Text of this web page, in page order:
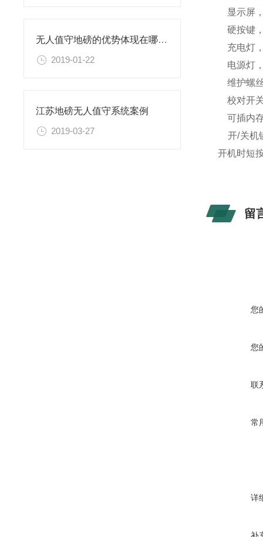
无人值守地磅的优势体现在哪里？
2019-01-22
江苏地磅无人值守系统案例
2019-03-27
显示屏
硬按键
充电灯
电源灯
维护螺
校对开
可插内
开/关机
开机时短
留
您
您
联
常
详